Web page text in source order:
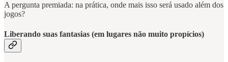
A pergunta premiada: na prática, onde mais isso será usado além dos
jogos?
Liberando suas fantasias (em lugares não muito propícios)